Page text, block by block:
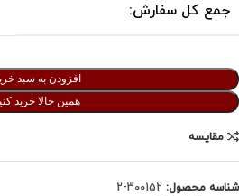
جمع کل سفارش:
افزودن به سبد
همین حالا خرید
مقایسه
شناسه محصول: 300152-2